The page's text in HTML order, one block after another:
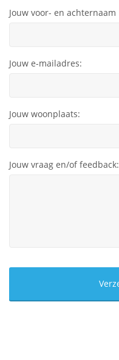
Jouw voor- en achternaam
Jouw e-mailadres:
Jouw woonplaats:
Jouw vraag en/of feedback: